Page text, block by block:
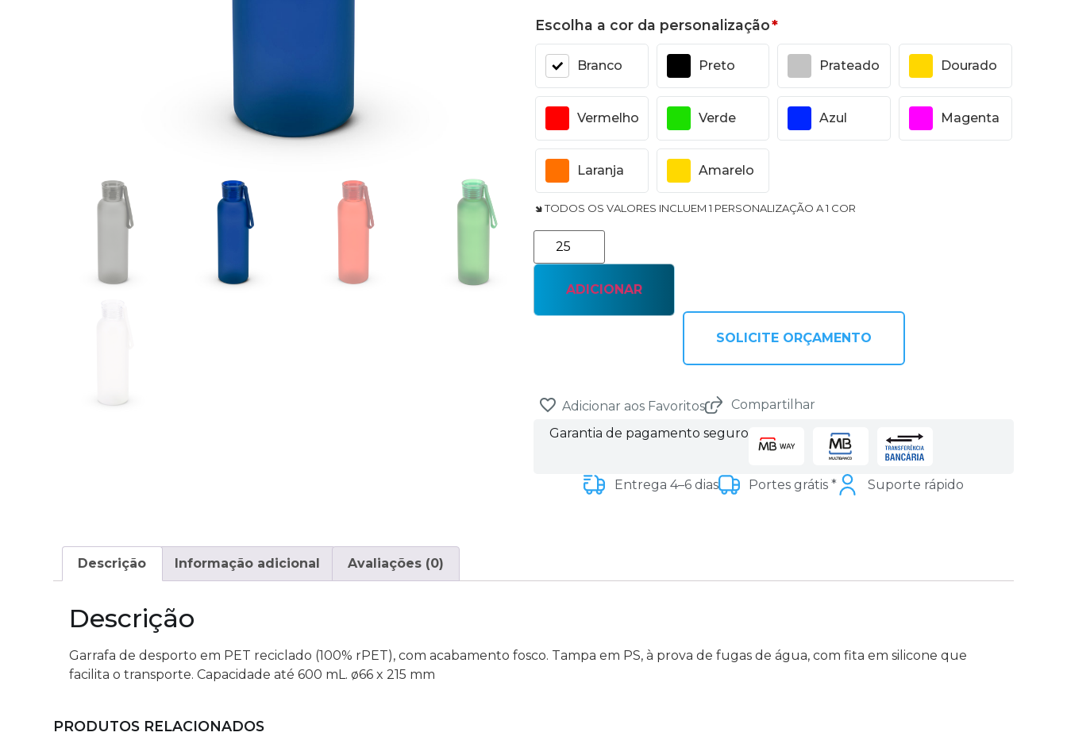
Escolha a cor da personalização*
Branco Preto Prateado Dourado
Vermelho Verde Azul Magenta
Laranja Amarelo
🢆 TODOS OS VALORES INCLUEM 1 PERSONALIZAÇÃO A 1 COR
ADICIONAR
SOLICITE ORÇAMENTO
Adicionar aos Favoritos
Compartilhar
Garantia de pagamento seguro
Entrega 4–6 dias Portes grátis * Suporte rápido
Descrição Informação adicional Avaliações (0)
Descrição
Garrafa de desporto em PET reciclado (100% rPET), com acabamento fosco. Tampa em PS, à prova de fugas de água, com fita em silicone que
facilita o transporte. Capacidade até 600 mL. ø66 x 215 mm
PRODUTOS RELACIONADOS